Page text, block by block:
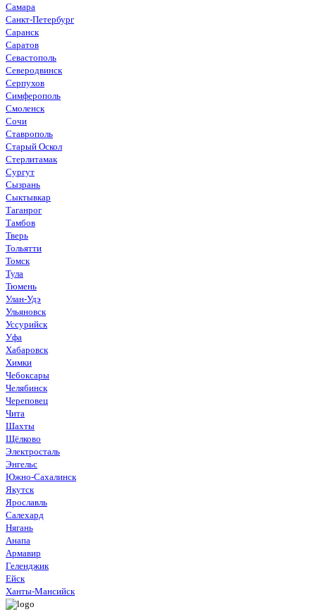
Самара
Санкт-Петербург
Саранск
Саратов
Севастополь
Северодвинск
Серпухов
Симферополь
Смоленск
Сочи
Ставрополь
Старый Оскол
Стерлитамак
Сургут
Сызрань
Сыктывкар
Таганрог
Тамбов
Тверь
Тольятти
Томск
Тула
Тюмень
Улан-Удэ
Ульяновск
Уссурийск
Уфа
Хабаровск
Химки
Чебоксары
Челябинск
Череповец
Чита
Шахты
Щёлково
Электросталь
Энгельс
Южно-Сахалинск
Якутск
Ярославль
Салехард
Нягань
Анапа
Армавир
Геленджик
Ейск
Ханты-Мансийск